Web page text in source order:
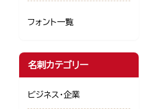
フォント一覧
名刺カテゴリー
ビジネス・企業